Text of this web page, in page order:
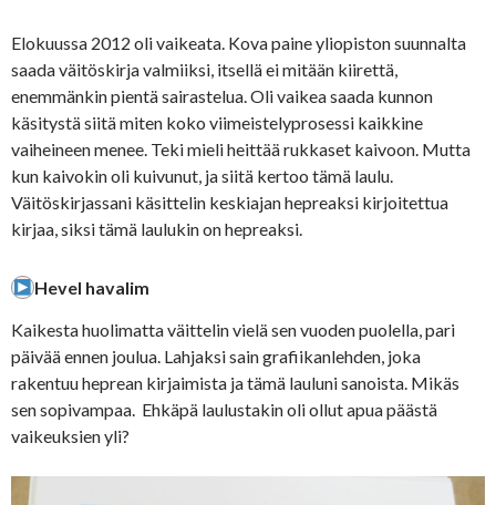
Elokuussa 2012 oli vaikeata. Kova paine yliopiston suunnalta
saada väitöskirja valmiiksi, itsellä ei mitään kiirettä,
enemmänkin pientä sairastelua. Oli vaikea saada kunnon
käsitystä siitä miten koko viimeistelyprosessi kaikkine
vaiheineen menee. Teki mieli heittää rukkaset kaivoon. Mutta
kun kaivokin oli kuivunut, ja siitä kertoo tämä laulu.
Väitöskirjassani käsittelin keskiajan hepreaksi kirjoitettua
kirjaa, siksi tämä laulukin on hepreaksi.
Hevel havalim
Kaikesta huolimatta väittelin vielä sen vuoden puolella, pari
päivää ennen joulua. Lahjaksi sain grafiikanlehden, joka
rakentuu heprean kirjaimista ja tämä lauluni sanoista. Mikäs
sen sopivampaa. Ehkäpä laulustakin oli ollut apua päästä
vaikeuksien yli?